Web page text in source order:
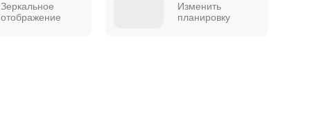
Зеркальное
отображение
Изменить
планировку